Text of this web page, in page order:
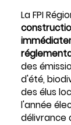
La FPI
des
d'été,
des élus
l'année
délivrance